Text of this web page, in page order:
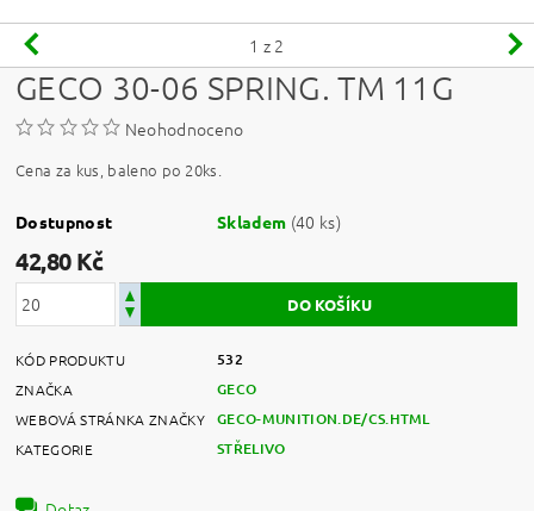
1 z 2
GECO 30-06 SPRING. TM 11G
Neohodnoceno
Cena za kus, baleno po 20ks.
Dostupnost Skladem (40 ks)
42,80 Kč
KÓD PRODUKTU 532
ZNAČKA GECO
WEBOVÁ STRÁNKA ZNAČKY GECO-MUNITION.DE/CS.HTML
KATEGORIE STŘELIVO